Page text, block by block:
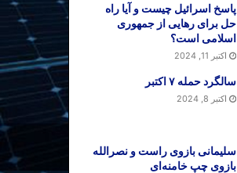
پاسخ اسرائیل چیست و آیا راه
حل برای رهایی از جمهوری
اسلامی است؟
اکتبر 11, 2024
سالگرد حمله ۷ اکتبر
اکتبر 8, 2024
سلیمانی بازوی راست و نصرالله
بازوی چپ خامنه‌ای